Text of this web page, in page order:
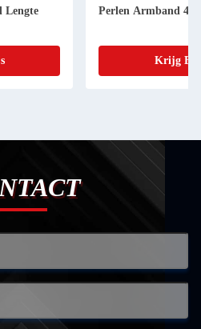
Lengte
Perlen Armband 4/
Krijg